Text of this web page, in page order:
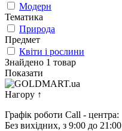
Модерн
Тематика
Природа
Предмет
Квіти і рослини
Знайдено 1 товар
Показати
Нагору ↑
Графік роботи Call - центра:
Без вихідних, з 9:00 до 21:00